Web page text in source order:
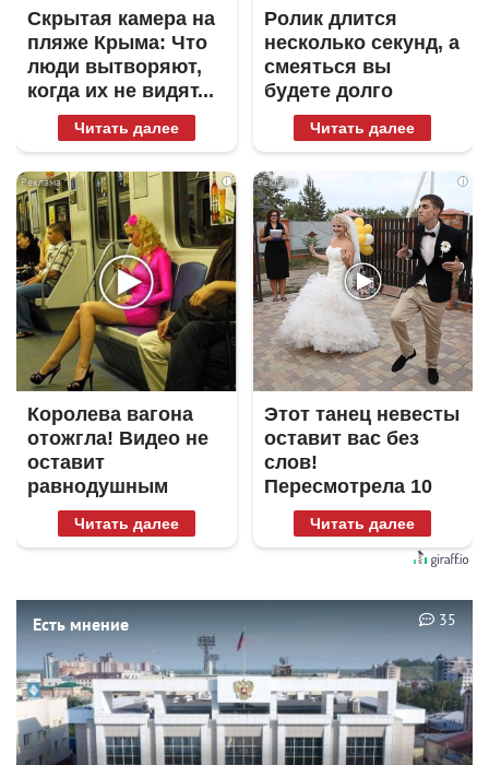
Скрытая камера на
пляже Крыма: Что
люди вытворяют,
когда их не видят...
Читать далее
Ролик длится
несколько секунд, а
смеяться вы
будете долго
Читать далее
i
Королева вагона
отожгла! Видео не
оставит
равнодушным
Читать далее
i
Этот танец невесты
оставит вас без
слов!
Пересмотрела 10
раз
Читать далее
Есть мнение 35